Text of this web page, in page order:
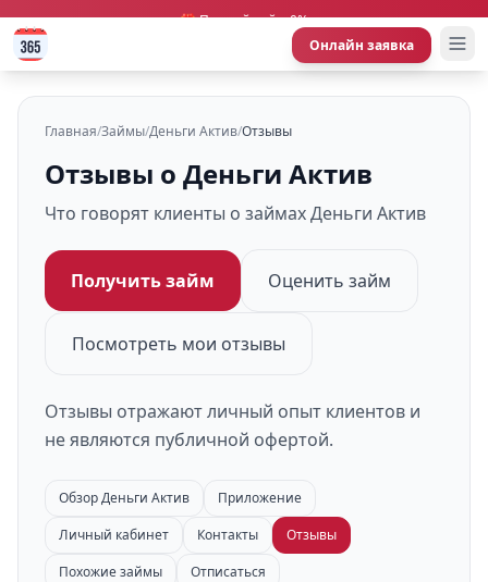
🎁 Первый займ 0%
Онлайн заявка
Главная/Займы/Деньги Актив/Отзывы
Отзывы о Деньги Актив
Что говорят клиенты о займах Деньги Актив
Получить займ Оценить займ
Посмотреть мои отзывы
Отзывы отражают личный опыт клиентов и
не являются публичной офертой.
Обзор Деньги Актив
Приложение
Личный кабинет
Контакты
Отзывы
Похожие займы
Отписаться